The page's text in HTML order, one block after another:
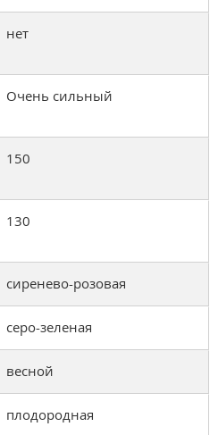
нет
Очень сильный
150
130
сиренево-розовая
серо-зеленая
весной
плодородная